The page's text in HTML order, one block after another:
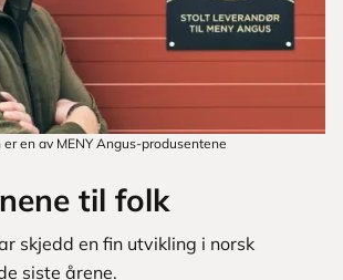
en av MENY Angus-produsentene
til folk
skjedd en fin utvikling i norsk
siste årene.